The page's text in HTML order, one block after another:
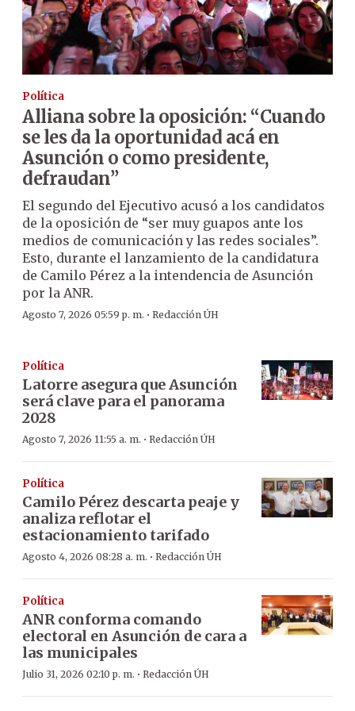
Política
Alliana sobre la oposición: “Cuando
se les da la oportunidad acá en
Asunción o como presidente,
defraudan”
El segundo del Ejecutivo acusó a los candidatos
de la oposición de “ser muy guapos ante los
medios de comunicación y las redes sociales”.
Esto, durante el lanzamiento de la candidatura
de Camilo Pérez a la intendencia de Asunción
por la ANR.
Agosto 7, 2026 05:59 p. m. · Redacción ÚH
Política
Latorre asegura que Asunción
será clave para el panorama
2028
Agosto 7, 2026 11:55 a. m. · Redacción ÚH
Política
Camilo Pérez descarta peaje y
analiza reflotar el
estacionamiento tarifado
Agosto 4, 2026 08:28 a. m. · Redacción ÚH
Política
ANR conforma comando
electoral en Asunción de cara a
las municipales
Julio 31, 2026 02:10 p. m. · Redacción ÚH